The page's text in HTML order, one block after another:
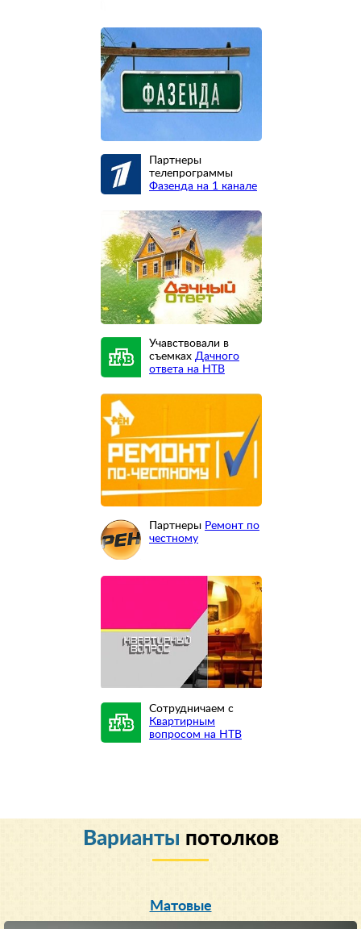
Партнеры
телепрограммы
Фазенда на 1 канале
Учавствовали в
съемках Дачного
ответа на НТВ
Партнеры Ремонт по
честному
Сотрудничаем с
Квартирным
вопросом на НТВ
Варианты потолков
Матовые